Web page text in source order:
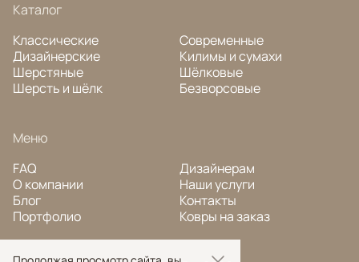
Каталог
Классические
Дизайнерские
Шерстяные
Шерсть и шёлк
Современные
Килимы и сумахи
Шёлковые
Безворсовые
Меню
FAQ
О компании
Блог
Портфолио
Дизайнерам
Наши услуги
Контакты
Ковры на заказ